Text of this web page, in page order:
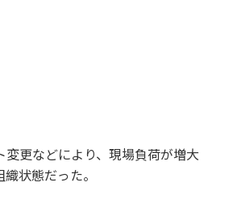
更などにより、現場負荷が増⼤
状態だった。